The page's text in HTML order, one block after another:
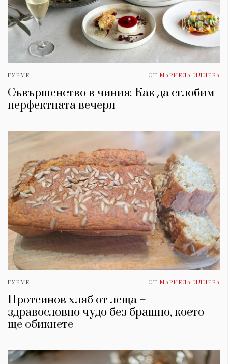
ГУРМЕ ОТ МАРИЕЛА ИЛИЕВА
Съвършенство в чиния: Как да сглобим
перфектната вечеря
ГУРМЕ ОТ МАРИЕЛА ИЛИЕВА
Протеинов хляб от леща –
здравословно чудо без брашно, което
ще обикнете